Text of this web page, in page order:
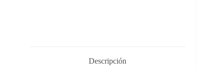
Descripción